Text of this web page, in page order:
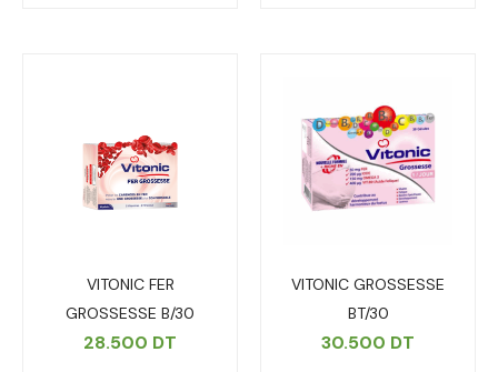
VITONIC FER
GROSSESSE B/30
28.500 DT
VITONIC GROSSESSE
BT/30
30.500 DT